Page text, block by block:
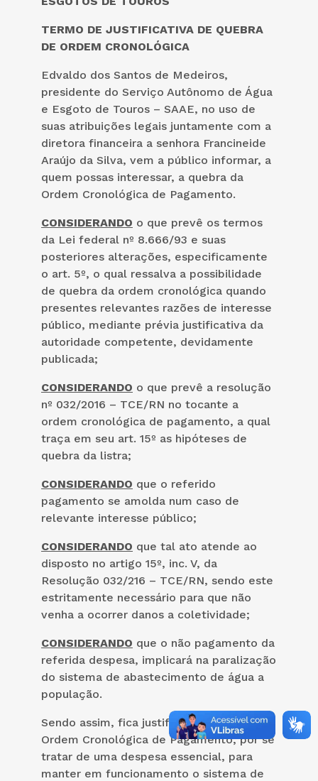
TERMO DE JUSTIFICATIVA DE QUEBRA
DE ORDEM CRONOLÓGICA
Edvaldo dos Santos de Medeiros,
presidente do Serviço Autônomo de Água
e Esgoto de Touros – SAAE, no uso de
suas atribuições legais juntamente com a
diretora financeira a senhora Francineide
Araújo da Silva, vem a público informar, a
quem possas interessar, a quebra da
Ordem Cronológica de Pagamento.
CONSIDERANDO o que prevê os termos
da Lei federal nº 8.666/93 e suas
posteriores alterações, especificamente
o art. 5º, o qual ressalva a possibilidade
de quebra da ordem cronológica quando
presentes relevantes razões de interesse
público, mediante prévia justificativa da
autoridade competente, devidamente
publicada;
CONSIDERANDO o que prevê a resolução
nº 032/2016 – TCE/RN no tocante a
ordem cronológica de pagamento, a qual
traça em seu art. 15º as hipóteses de
quebra da listra;
CONSIDERANDO que o referido
pagamento se amolda num caso de
relevante interesse público;
CONSIDERANDO que tal ato atende ao
disposto no artigo 15º, inc. V, da
Resolução 032/216 – TCE/RN, sendo este
estritamente necessário para que não
venha a ocorrer danos a coletividade;
CONSIDERANDO que o não pagamento da
referida despesa, implicará na paralização
do sistema de abastecimento de água a
população.
Sendo assim, fica justificada a quebra da
Ordem Cronológica de Pagamento, por se
tratar de uma despesa essencial, para
manter em funcionamento o sistema de